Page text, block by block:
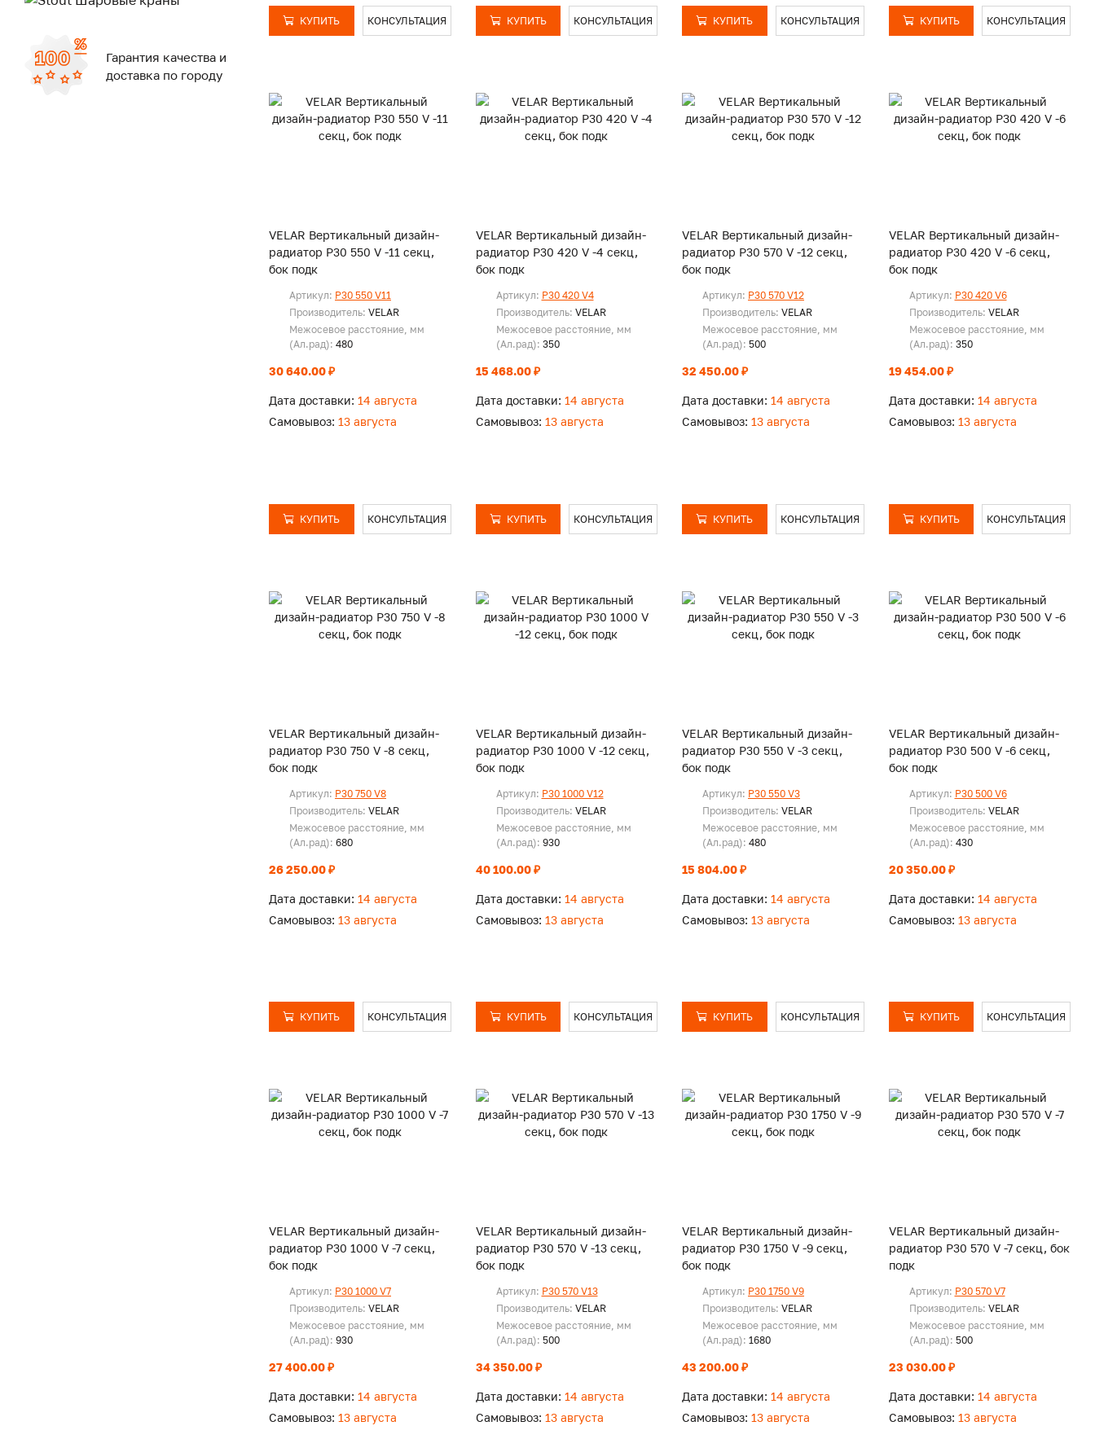
Гарантия качества и
доставка по городу
КУПИТЬ КОНСУЛЬТАЦИЯ КУПИТЬ КОНСУЛЬТАЦИЯ КУПИТЬ КОНСУЛЬТАЦИЯ КУПИТЬ КОНСУЛЬТАЦИЯ
VELAR Вертикальный дизайн-
радиатор P30 550 V -11 секц,
бок подк
Артикул: P30 550 V11
Производитель: VELAR
Межосевое расстояние, мм
(Ал.рад): 480
30 640.00 ₽
Дата доставки: 14 августа
Самовывоз: 13 августа
КУПИТЬ КОНСУЛЬТАЦИЯ
VELAR Вертикальный дизайн-
радиатор P30 420 V -4 секц,
бок подк
Артикул: P30 420 V4
Производитель: VELAR
Межосевое расстояние, мм
(Ал.рад): 350
15 468.00 ₽
Дата доставки: 14 августа
Самовывоз: 13 августа
КУПИТЬ КОНСУЛЬТАЦИЯ
VELAR Вертикальный дизайн-
радиатор P30 570 V -12 секц,
бок подк
Артикул: P30 570 V12
Производитель: VELAR
Межосевое расстояние, мм
(Ал.рад): 500
32 450.00 ₽
Дата доставки: 14 августа
Самовывоз: 13 августа
КУПИТЬ КОНСУЛЬТАЦИЯ
VELAR Вертикальный дизайн-
радиатор P30 420 V -6 секц,
бок подк
Артикул: P30 420 V6
Производитель: VELAR
Межосевое расстояние, мм
(Ал.рад): 350
19 454.00 ₽
Дата доставки: 14 августа
Самовывоз: 13 августа
КУПИТЬ КОНСУЛЬТАЦИЯ
VELAR Вертикальный дизайн-
радиатор P30 750 V -8 секц,
бок подк
Артикул: P30 750 V8
Производитель: VELAR
Межосевое расстояние, мм
(Ал.рад): 680
26 250.00 ₽
Дата доставки: 14 августа
Самовывоз: 13 августа
КУПИТЬ КОНСУЛЬТАЦИЯ
VELAR Вертикальный дизайн-
радиатор P30 1000 V -12 секц,
бок подк
Артикул: P30 1000 V12
Производитель: VELAR
Межосевое расстояние, мм
(Ал.рад): 930
40 100.00 ₽
Дата доставки: 14 августа
Самовывоз: 13 августа
КУПИТЬ КОНСУЛЬТАЦИЯ
VELAR Вертикальный дизайн-
радиатор P30 550 V -3 секц,
бок подк
Артикул: P30 550 V3
Производитель: VELAR
Межосевое расстояние, мм
(Ал.рад): 480
15 804.00 ₽
Дата доставки: 14 августа
Самовывоз: 13 августа
КУПИТЬ КОНСУЛЬТАЦИЯ
VELAR Вертикальный дизайн-
радиатор P30 500 V -6 секц,
бок подк
Артикул: P30 500 V6
Производитель: VELAR
Межосевое расстояние, мм
(Ал.рад): 430
20 350.00 ₽
Дата доставки: 14 августа
Самовывоз: 13 августа
КУПИТЬ КОНСУЛЬТАЦИЯ
VELAR Вертикальный дизайн-
радиатор P30 1000 V -7 секц,
бок подк
Артикул: P30 1000 V7
Производитель: VELAR
Межосевое расстояние, мм
(Ал.рад): 930
27 400.00 ₽
Дата доставки: 14 августа
Самовывоз: 13 августа
VELAR Вертикальный дизайн-
радиатор P30 570 V -13 секц,
бок подк
Артикул: P30 570 V13
Производитель: VELAR
Межосевое расстояние, мм
(Ал.рад): 500
34 350.00 ₽
Дата доставки: 14 августа
Самовывоз: 13 августа
VELAR Вертикальный дизайн-
радиатор P30 1750 V -9 секц,
бок подк
Артикул: P30 1750 V9
Производитель: VELAR
Межосевое расстояние, мм
(Ал.рад): 1680
43 200.00 ₽
Дата доставки: 14 августа
Самовывоз: 13 августа
VELAR Вертикальный дизайн-
радиатор P30 570 V -7 секц, бок
подк
Артикул: P30 570 V7
Производитель: VELAR
Межосевое расстояние, мм
(Ал.рад): 500
23 030.00 ₽
Дата доставки: 14 августа
Самовывоз: 13 августа